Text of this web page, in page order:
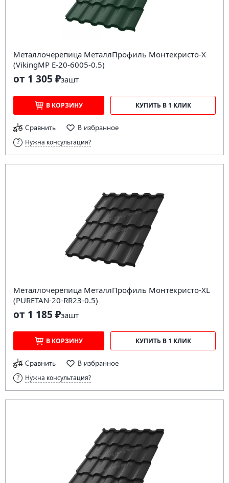
Металлочерепица МеталлПрофиль Монтекристо-X
(VikingMP E-20-6005-0.5)
от 1 305 ₽зашт
В КОРЗИНУ КУПИТЬ В 1 КЛИК
Сравнить В избранное
Нужна консультация?
Металлочерепица МеталлПрофиль Монтекристо-XL
(PURETAN-20-RR23-0.5)
от 1 185 ₽зашт
В КОРЗИНУ КУПИТЬ В 1 КЛИК
Сравнить В избранное
Нужна консультация?